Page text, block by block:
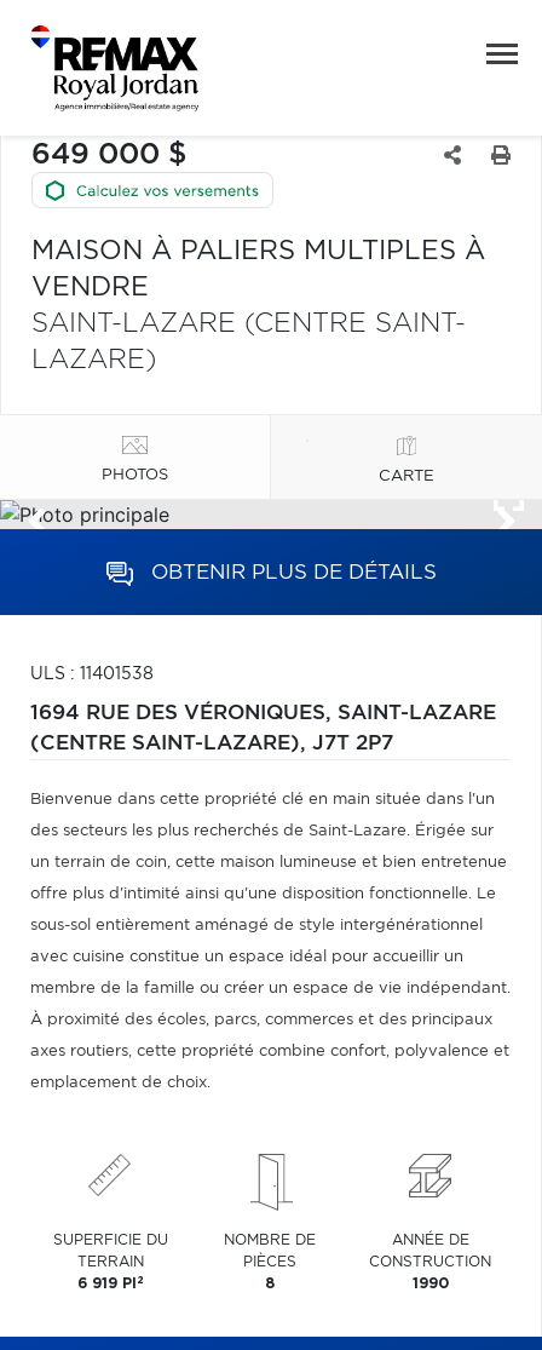
649 000 $
MAISON À PALIERS MULTIPLES À
VENDRE
SAINT-LAZARE (CENTRE SAINT-
LAZARE)
PHOTOS CARTE
OBTENIR PLUS DE DÉTAILS
ULS : 11401538
1694 RUE DES VÉRONIQUES, SAINT-LAZARE
(CENTRE SAINT-LAZARE), J7T 2P7
Bienvenue dans cette propriété clé en main située dans l'un
des secteurs les plus recherchés de Saint-Lazare. Érigée sur
un terrain de coin, cette maison lumineuse et bien entretenue
offre plus d'intimité ainsi qu'une disposition fonctionnelle. Le
sous-sol entièrement aménagé de style intergénérationnel
avec cuisine constitue un espace idéal pour accueillir un
membre de la famille ou créer un espace de vie indépendant.
À proximité des écoles, parcs, commerces et des principaux
axes routiers, cette propriété combine confort, polyvalence et
emplacement de choix.
SUPERFICIE DU
TERRAIN
6 919 PI 2
NOMBRE DE
PIÈCES
8
ANNÉE DE
CONSTRUCTION
1990